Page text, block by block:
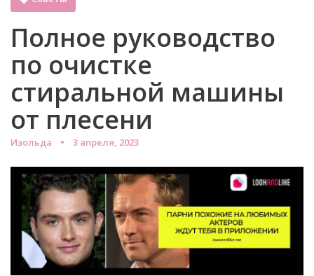
Полное руководство
по очистке
стиральной машины
от плесени
Изольда 3 апреля, 2023